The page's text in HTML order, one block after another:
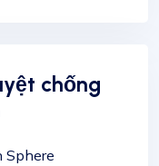
chống
Sphere